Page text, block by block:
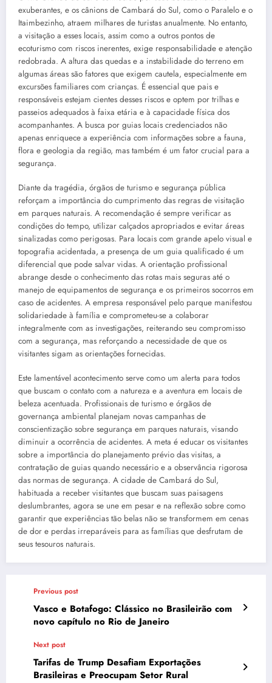
exuberantes, e os cânions de Cambará do Sul, como o Paralelo e o
Itaimbezinho, atraem milhares de turistas anualmente. No entanto,
a visitação a esses locais, assim como a outros pontos de
ecoturismo com riscos inerentes, exige responsabilidade e atenção
redobrada. A altura das quedas e a instabilidade do terreno em
algumas áreas são fatores que exigem cautela, especialmente em
excursões familiares com crianças. É essencial que pais e
responsáveis estejam cientes desses riscos e optem por trilhas e
passeios adequados à faixa etária e à capacidade física dos
acompanhantes. A busca por guias locais credenciados não
apenas enriquece a experiência com informações sobre a fauna,
flora e geologia da região, mas também é um fator crucial para a
segurança.
Diante da tragédia, órgãos de turismo e segurança pública
reforçam a importância do cumprimento das regras de visitação
em parques naturais. A recomendação é sempre verificar as
condições do tempo, utilizar calçados apropriados e evitar áreas
sinalizadas como perigosas. Para locais com grande apelo visual e
topografia acidentada, a presença de um guia qualificado é um
diferencial que pode salvar vidas. A orientação profissional
abrange desde o conhecimento das rotas mais seguras até o
manejo de equipamentos de segurança e os primeiros socorros em
caso de acidentes. A empresa responsável pelo parque manifestou
solidariedade à família e comprometeu-se a colaborar
integralmente com as investigações, reiterando seu compromisso
com a segurança, mas reforçando a necessidade de que os
visitantes sigam as orientações fornecidas.
Este lamentável acontecimento serve como um alerta para todos
que buscam o contato com a natureza e a aventura em locais de
beleza acentuada. Profissionais de turismo e órgãos de
governança ambiental planejam novas campanhas de
conscientização sobre segurança em parques naturais, visando
diminuir a ocorrência de acidentes. A meta é educar os visitantes
sobre a importância do planejamento prévio das visitas, a
contratação de guias quando necessário e a observância rigorosa
das normas de segurança. A cidade de Cambará do Sul,
habituada a receber visitantes que buscam suas paisagens
deslumbrantes, agora se une em pesar e na reflexão sobre como
garantir que experiências tão belas não se transformem em cenas
de dor e perdas irreparáveis para as famílias que desfrutam de
seus tesouros naturais.
Previous post
Vasco e Botafogo: Clássico no Brasileirão com
novo capítulo no Rio de Janeiro
Next post
Tarifas de Trump Desafiam Exportações
Brasileiras e Preocupam Setor Rural